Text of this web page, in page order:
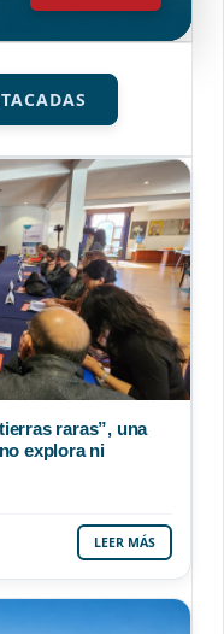
raras”, una
explora ni
LEER MÁS